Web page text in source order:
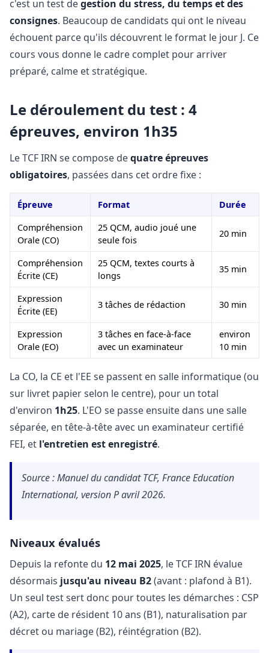
c'est un test degestion du stress, du temps et des
consignes. Beaucoup de candidats qui ont le niveau
échouent parce qu'ils découvrent le format le jour J. Ce
cours vous donne le cadre complet pour arriver
préparé, calme et stratégique.
Le déroulement du test : 4
épreuves, environ 1h35
Le TCF IRN se compose dequatre épreuves
obligatoires, passées dans cet ordre fixe :
Épreuve Format
Durée
Compréhension
Orale (CO)
25 QCM, audio joué une
seule fois
20 min
Compréhension
Écrite (CE)
25 QCM, textes courts à
longs
35 min
Expression
Écrite (EE)
3 tâches de rédaction 30 min
Expression
Orale (EO)
3 tâches en face-à-face
avec un examinateur
environ
10 min
La CO, la CE et l'EE se passent en salle informatique (ou
sur livret papier selon le centre), pour un total
d'environ 1h25. L'EO se passe ensuite dans une salle
séparée, en tête-à-tête avec un examinateur certifié
FEI, et l'entretien est enregistré.
Source : Manuel du candidat TCF, France Education
International, version P avril 2026.
Niveaux évalués
Depuis la refonte du 12 mai 2025, le TCF IRN évalue
désormais jusqu'au niveau B2(avant : plafond à B1).
Un seul test sert donc pour toutes les démarches : CSP
(A2), carte de résident 10 ans (B1), naturalisation par
décret ou mariage (B2), réintégration (B2).